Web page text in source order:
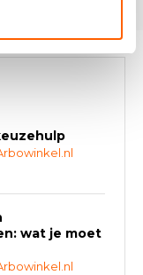
wat je moet